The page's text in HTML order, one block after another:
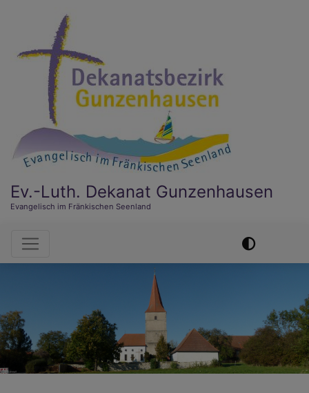
Ev.-Luth. Dekanat Gunzenhausen
Evangelisch im Fränkischen Seenland
Hauptnavigation